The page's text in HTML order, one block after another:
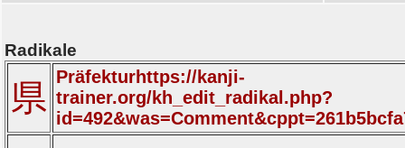
Radikale
県
Präfekturhttps://kanji-
trainer.org/kh_edit_radikal.php?